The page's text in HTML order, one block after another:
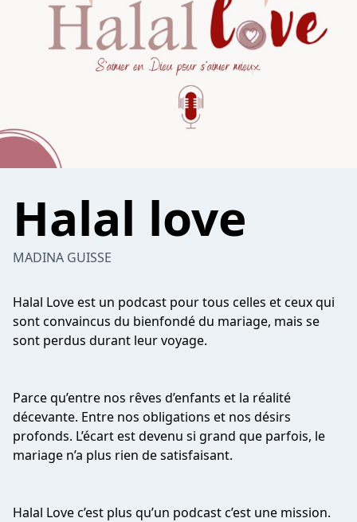
Halal love
MADINA GUISSE
Halal Love est un podcast pour tous celles et ceux qui
sont convaincus du bienfondé du mariage, mais se
sont perdus durant leur voyage.
Parce qu’entre nos rêves d’enfants et la réalité
décevante. Entre nos obligations et nos désirs
profonds. L’écart est devenu si grand que parfois, le
mariage n’a plus rien de satisfaisant.
Halal Love c’est plus qu’un podcast c’est une mission.